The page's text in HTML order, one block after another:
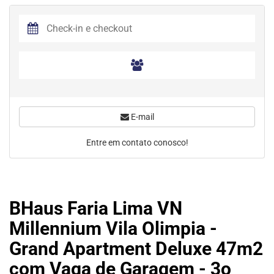
BHaus Faria Lima VN
Millennium Vila Olimpia -
Grand Apartment Deluxe 47m2
com Vaga de Garagem - 3o
E-mail
Entre em contato conosco!